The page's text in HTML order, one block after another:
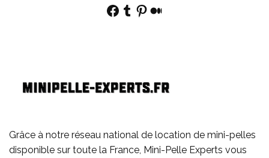
Facebook
Tumblr
Pinterest
Medium
Grâce à notre réseau national de location de mini-pelles
disponible sur toute la France, Mini-Pelle Experts vous